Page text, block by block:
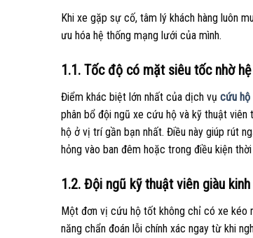
Khi xe gặp sự cố, tâm lý khách hàng luôn
ưu hóa hệ thống mạng lưới của mình.
1.1. Tốc độ có mặt siêu tốc nhờ
Điểm khác biệt lớn nhất của dịch vụ cứu hộ
phân bổ đội ngũ xe cứu hộ và kỹ thuật
hộ ở vị trí gần bạn nhất. Điều này giúp rút
hỏng vào ban đêm hoặc trong điều kiện
1.2. Đội ngũ kỹ thuật viên giàu
Một đơn vị cứu hộ tốt không chỉ có xe kéo
năng chẩn đoán lỗi chính xác ngay từ khi